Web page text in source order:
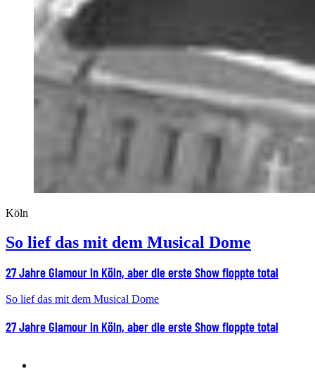
Köln
So lief das mit dem Musical Dome
27 Jahre Glamour in Köln, aber die erste Show floppte total
So lief das mit dem Musical Dome
27 Jahre Glamour in Köln, aber die erste Show floppte total